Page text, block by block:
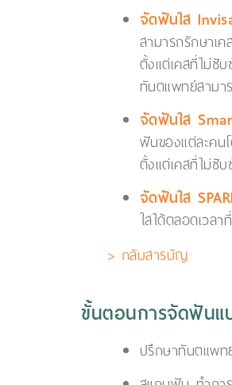
จัดฟันใส
สามารถรักษา
ตั้งแต่เคสที่ไม่ซั
ทันตแพทย์สามา
จัดฟันใส
ฟันของแต่ละคน
ตั้งแต่เคสที่ไม่ซั
จัดฟันใส
ใสได้ตลอดเวล
> กลับสารบัญ
ขั้นตอนการจัดฟันแ
ปรึกษาทันตแพ